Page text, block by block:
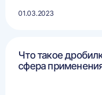
01.03.2023
Что такое
сфера